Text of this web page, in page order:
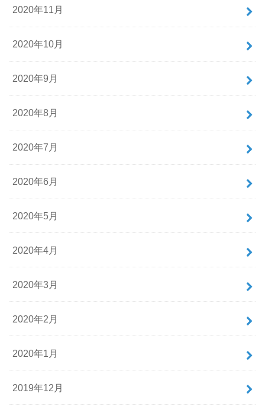
2020年11月
2020年10月
2020年9月
2020年8月
2020年7月
2020年6月
2020年5月
2020年4月
2020年3月
2020年2月
2020年1月
2019年12月